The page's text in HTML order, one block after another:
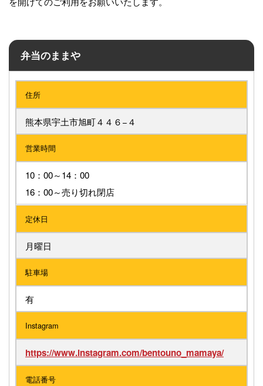
弁当のままや
住所
熊本県宇土市旭町４４６−４
営業時間
10：00～14：00
16：00～売り切れ閉店
定休日
月曜日
駐車場
有
Instagram
https://www.instagram.com/bentouno_mamaya/
電話番号